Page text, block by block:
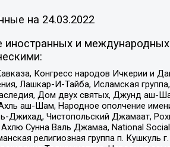
на 24.03.2022
и международных
Конгресс народов Ичкерии и
Лашкар-И-Тайба, Исламская
Дом двух святых, Джунд аш-
аш-Шам, Народное ополчение
Чистопольский Джамаат,
Сунна Валь Джамаа, National
религиозная группа п. Кушкуль